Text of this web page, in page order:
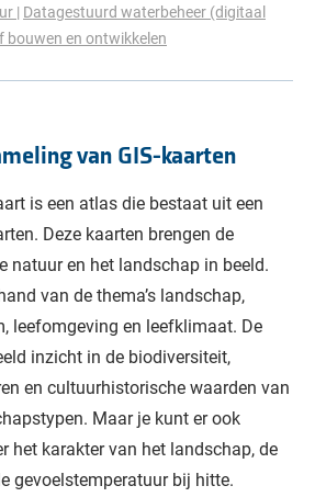
Datagestuurd waterbeheer (digitaal
bouwen en ontwikkelen
van GIS-kaarten
is een atlas die bestaat uit een
Deze kaarten brengen de
natuur en het landschap in beeld.
van de thema’s landschap,
leefomgeving en leefklimaat. De
inzicht in de biodiversiteit,
en cultuurhistorische waarden van
Maar je kunt er ook
het karakter van het landschap, de
gevoelstemperatuur bij hitte.